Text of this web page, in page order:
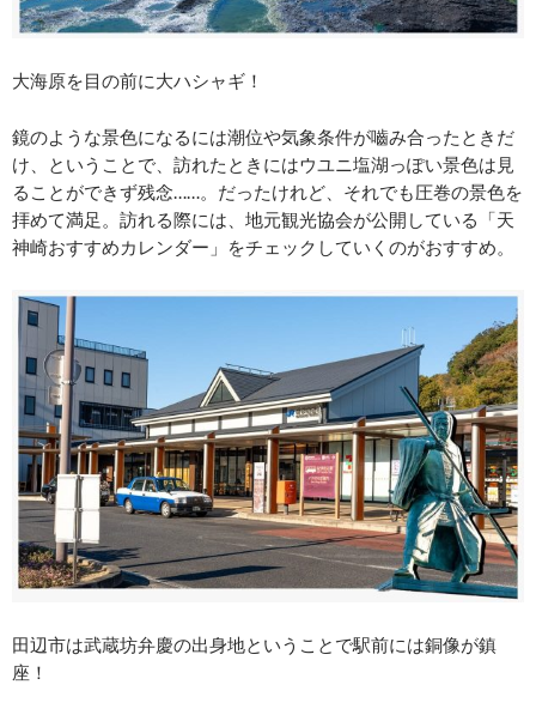
大海原を目の前に大ハシャギ！
鏡のような景色になるには潮位や気象条件が嚙み合ったときだ
け、ということで、訪れたときにはウユニ塩湖っぽい景色は見
ることができず残念……。だったけれど、それでも圧巻の景色を
拝めて満足。訪れる際には、地元観光協会が公開している「天
神崎おすすめカレンダー」をチェックしていくのがおすすめ。
田辺市は武蔵坊弁慶の出身地ということで駅前には銅像が鎮
座！